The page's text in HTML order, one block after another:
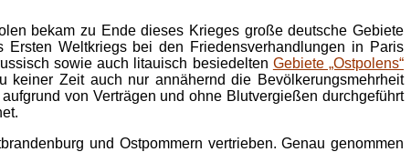
bekam zu Ende dieses Krieges große deutsche Gebiete
Weltkriegs bei den Friedensverhandlungen in Paris
sowie auch litauisch besiedelten Gebiete „Ostpolens“
Zeit auch nur annähernd die Bevölkerungsmehrheit
von Verträgen und ohne Blutvergießen durchgeführt
und Ostpommern vertrieben. Genau genommen